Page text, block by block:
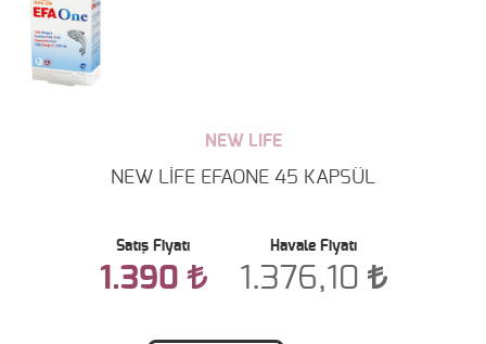
NEW LIFE
NEW LİFE EFAONE 45 KAPSÜL
Satış Fiyatı
1.390
Havale Fiyatı
1.376,10